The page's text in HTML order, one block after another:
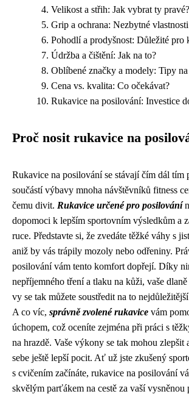
Velikost a střih: Jak vybrat ty pravé?
Grip a ochrana: Nezbytné vlastnosti
Pohodlí a prodyšnost: Důležité pro
Údržba a čištění: Jak na to?
Oblíbené značky a modely: Tipy
Cena vs. kvalita: Co očekávat?
Rukavice na posilování: Investice
Proč nosit rukavice na
Rukavice na posilování se stávají čím dál tím
součástí výbavy mnoha návštěvníků fitness
čemu divit. Rukavice určené pro posilování
dopomoci k lepším sportovním výsledkům a
ruce. Představte si, že zvedáte těžké váhy s
aniž by vás trápily mozoly nebo odřeniny.
posilování vám tento komfort dopřejí. Díky
nepříjemného tření a tlaku na kůži, vaše
vy se tak můžete soustředit na to
A co víc, správně zvolené rukavice vám
úchopem, což oceníte zejména při práci s
na hrazdě. Vaše výkony se tak mohou zlepšit
sebe ještě lepší pocit. Ať už jste zkušený
s cvičením začínáte, rukavice na posilování
skvělým parťákem na cestě za vaší vysněnou